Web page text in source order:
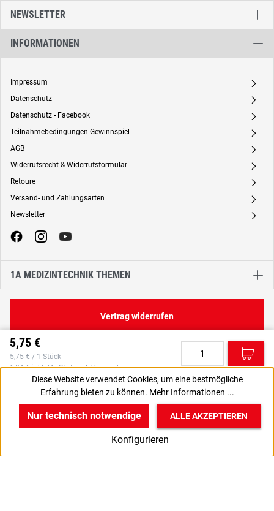
5,75 €
5,75 € / 1 Stück
6,84 € inkl. MwSt., | zzgl. Versand
C
VPE gewünscht? Dann die zu bestellende Anzahl auf 100
NEWSLETTER
INFORMATIONEN
Impressum A
Datenschutz A
Datenschutz - Facebook A
Teilnahmebedingungen Gewinnspiel A
AGB A
Widerrufsrecht & Widerrufsformular A
Retoure A
Versand- und Zahlungsarten A
Newsletter A
1A MEDIZINTECHNIK THEMEN
Vertrag widerrufen
Diese Website verwendet Cookies, um eine bestmögliche
Erfahrung bieten zu können. Mehr Informationen ...
Nur technisch notwendige
Konfigurieren
ALLE AKZEPTIEREN
v
Produkte
B